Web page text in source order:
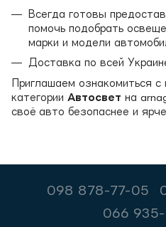
Всегда готовы
помочь подобрать
марки и модели
Доставка по всей
Приглашаем ознакомиться
категории Автосвет на
своё авто безопаснее и
098 878-77-05
066